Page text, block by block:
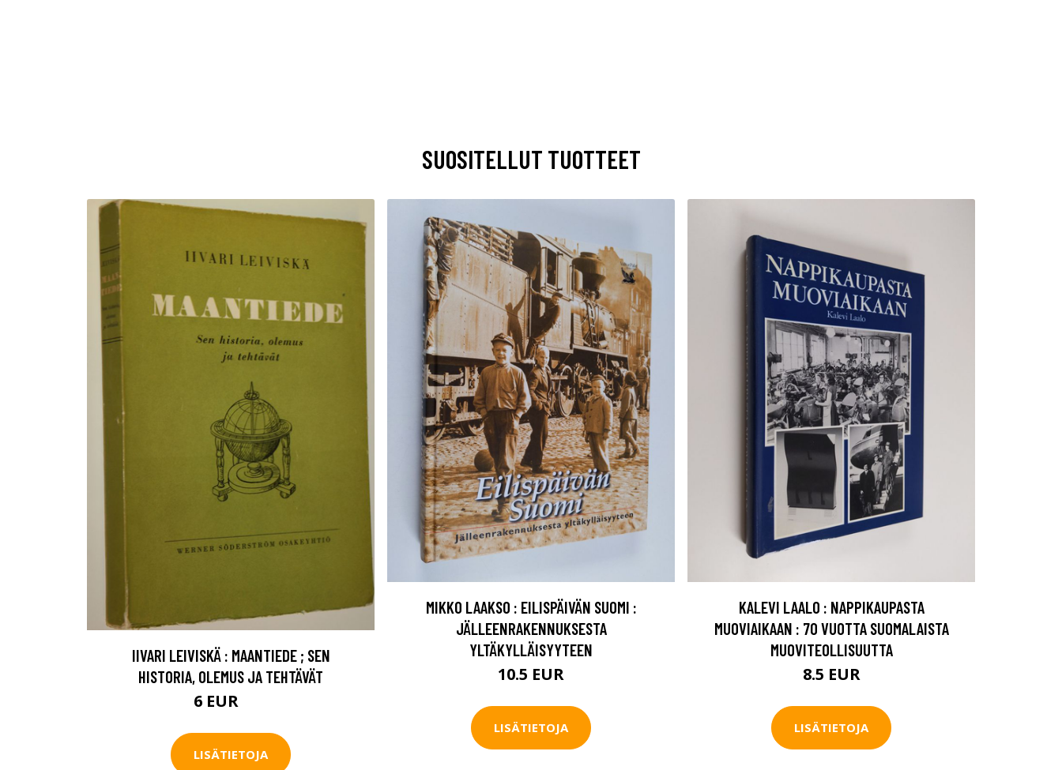
SUOSITELLUT TUOTTEET
IIVARI LEIVISKÄ : MAANTIEDE ; SEN
HISTORIA, OLEMUS JA TEHTÄVÄT
6 EUR
LISÄTIETOJA
MIKKO LAAKSO : EILISPÄIVÄN SUOMI :
JÄLLEENRAKENNUKSESTA
YLTÄKYLLÄISYYTEEN
10.5 EUR
LISÄTIETOJA
KALEVI LAALO : NAPPIKAUPASTA
MUOVIAIKAAN : 70 VUOTTA SUOMALAISTA
MUOVITEOLLISUUTTA
8.5 EUR
LISÄTIETOJA